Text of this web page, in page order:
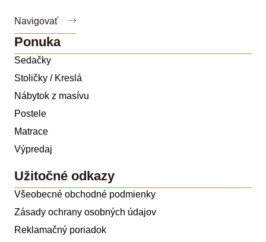
Navigovať
Ponuka
Sedačky
Stoličky / Kreslá
Nábytok z masívu
Postele
Matrace
Výpredaj
Užitočné odkazy
Všeobecné obchodné podmienky
Zásady ochrany osobných údajov
Reklamačný poriadok